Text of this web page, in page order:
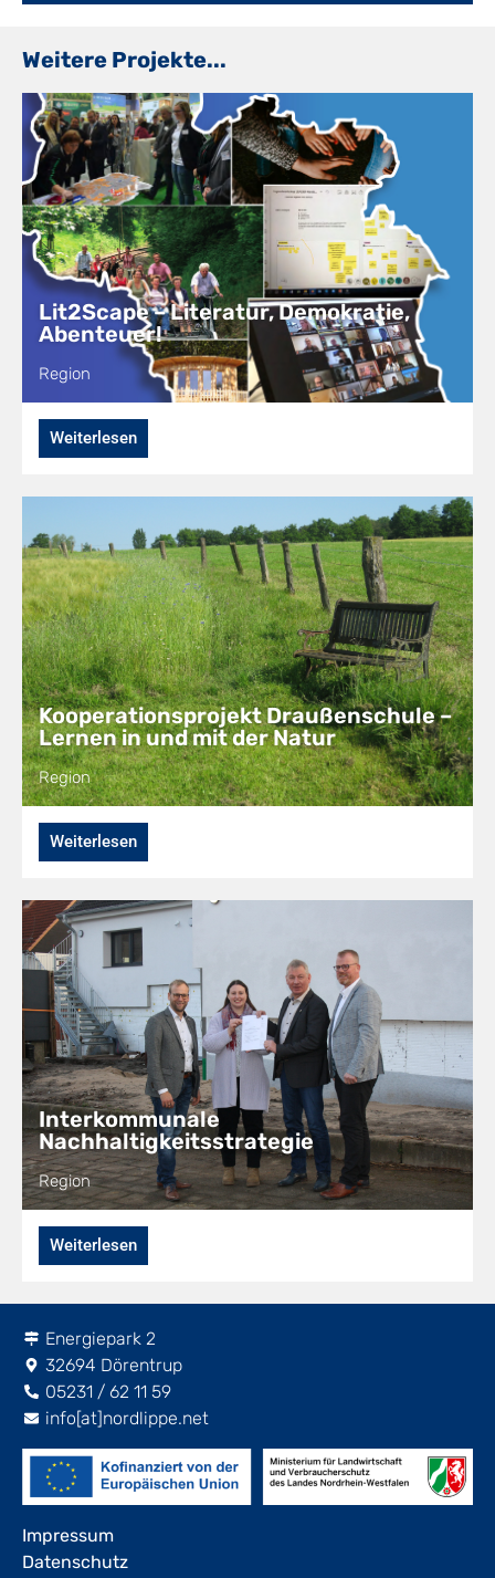
Weitere Projekte...
Lit2Scape – Literatur, Demokratie,
Abenteuer!
Region
Weiterlesen
Kooperationsprojekt Draußenschule –
Lernen in und mit der Natur
Region
Weiterlesen
Interkommunale
Nachhaltigkeitsstrategie
Region
Weiterlesen
Energiepark 2
32694 Dörentrup
05231 / 62 11 59
info[at]nordlippe.net
Impressum
Datenschutz